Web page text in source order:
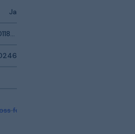
Ja
för mer information